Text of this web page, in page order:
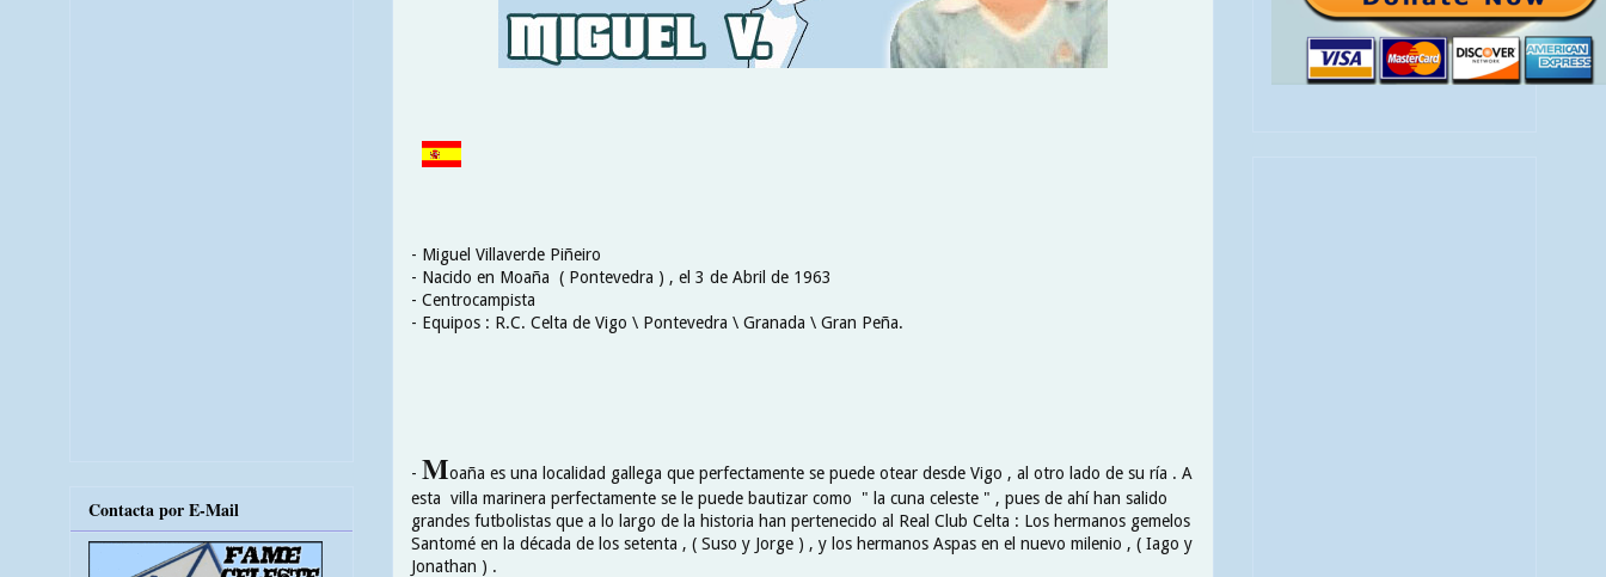
- Miguel Villaverde Piñeiro
- Nacido en Moaña ( Pontevedra ) , el 3 de Abril de 1963
- Centrocampista
- Equipos : R.C. Celta de Vigo \ Pontevedra \ Granada \ Gran Peña.
- Moaña es una localidad gallega que perfectamente se puede otear desde Vigo , al otro lado de su ría . A
esta villa marinera perfectamente se le puede bautizar como " la cuna celeste " , pues de ahí han salido
grandes futbolistas que a lo largo de la historia han pertenecido al Real Club Celta : Los hermanos gemelos
Santomé en la década de los setenta , ( Suso y Jorge ) , y los hermanos Aspas en el nuevo milenio , ( Iago y
Jonathan ) .
Contacta por E-Mail